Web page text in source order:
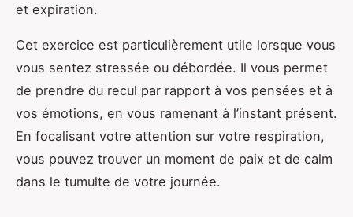
et expiration.
Cet exercice est particulièrement utile lorsque vous
vous sentez stressée ou débordée. Il vous permet
de prendre du recul par rapport à vos pensées et à
vos émotions, en vous ramenant à l’instant présent.
En focalisant votre attention sur votre respiration,
vous pouvez trouver un moment de paix et de calm
dans le tumulte de votre journée.